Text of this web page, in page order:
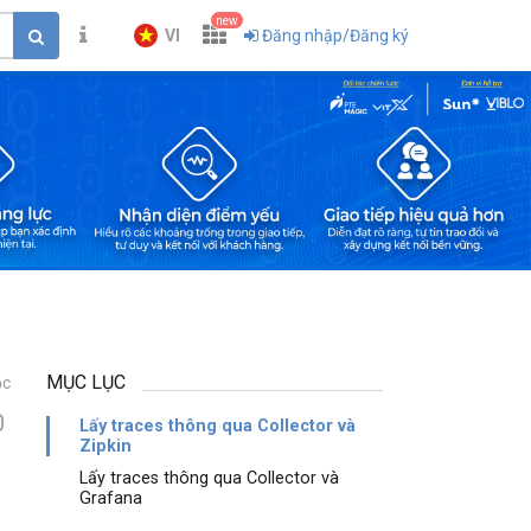
VI
new
Đăng nhập/Đăng ký
MỤC LỤC
Lấy traces thông qua Collector và
Zipkin
Lấy traces thông qua Collector và
Grafana